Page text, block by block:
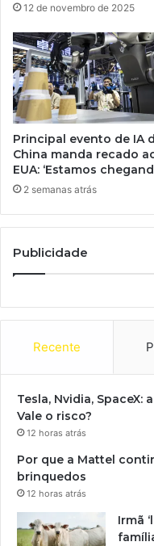
12 de novembro de 2025
Principal evento de IA
China manda recado
EUA: ‘Estamos
2 semanas atrás
Publicidade
Recente
Tesla, Nvidia,
Vale o risco?
12 horas atrás
Por que a Mattel
brinquedos
12 horas atrás
Irmã